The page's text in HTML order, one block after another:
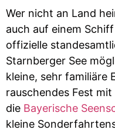
Wer nicht an Land
auch auf einem
offizielle
Starnberger See
kleine, sehr familiäre
rauschendes Fest mit
die Bayerische
kleine